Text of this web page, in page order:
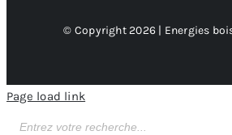
© Copyright 2026 | Energies
Page load link
de